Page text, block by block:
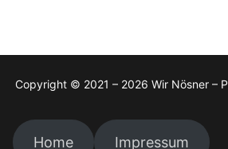
Copyright © 2021 – 2026 Wir Nösner –
Home Impressum